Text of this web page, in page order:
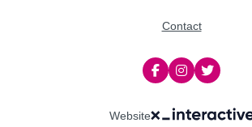
Contact
Website